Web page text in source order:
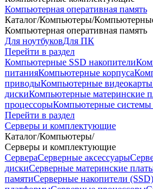
Компьютерная оперативная память
Каталог/Компьютеры/
Компьютерная оперативная память
Для ноутбуковДля ПК
Перейти в раздел
Компьютерные SSD накопители
питанияКомпьютерные корпуса
приводыКомпьютерные видеокарты
дискиКомпьютерные материнские
процессорыКомпьютерные системы
Перейти в раздел
Серверы и комплектующие
Каталог/Компьютеры/
Серверы и комплектующие
СервераСерверные аксессуары
дискиСерверные материнские
памятиСерверные накопители (SSD)